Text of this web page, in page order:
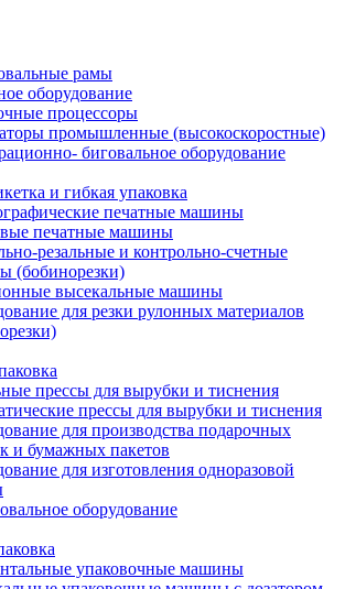
рамы
оборудование
процессоры
промышленные (высокоскоростные)
биговальное оборудование
и гибкая упаковка
печатные машины
печатные машины
резальные и контрольно-счетные
(бобинорезки)
высекальные машины
для резки рулонных материалов
прессы для вырубки и тиснения
прессы для вырубки и тиснения
для производства подарочных
и бумажных пакетов
для изготовления одноразовой
оборудование
упаковочные машины